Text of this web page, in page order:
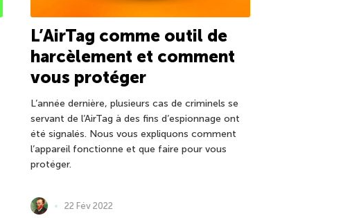
L’AirTag comme outil de
harcèlement et comment
vous protéger
L’année dernière, plusieurs cas de criminels se
servant de l’AirTag à des fins d’espionnage ont
été signalés. Nous vous expliquons comment
l’appareil fonctionne et que faire pour vous
protéger.
22 Fév 2022